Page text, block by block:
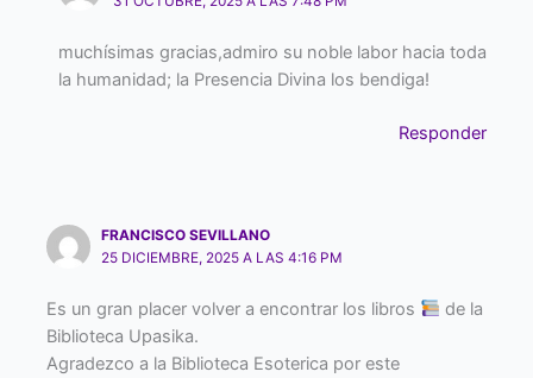
muchísimas gracias,admiro su noble labor hacia toda
la humanidad; la Presencia Divina los bendiga!
Responder
FRANCISCO SEVILLANO
25 DICIEMBRE, 2025 A LAS 4:16 PM
Es un gran placer volver a encontrar los libros
de la
Biblioteca Upasika.
Agradezco a la Biblioteca Esoterica por este